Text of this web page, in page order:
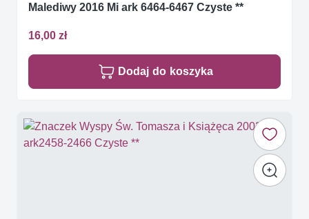
Malediwy 2016 Mi ark 6464-6467 Czyste **
16,00 zł
Dodaj do koszyka